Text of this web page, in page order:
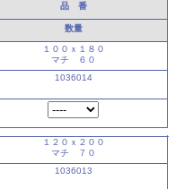
品 番
数量
１００ｘ１８０
マチ ６０
1036014
１２０ｘ２００
マチ ７０
1036013